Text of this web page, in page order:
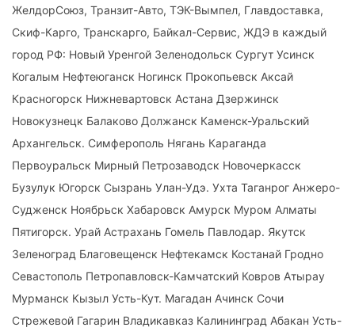
ЖелдорСоюз, Транзит-Авто, ТЭК-Вымпел, Главдоставка,
Скиф-Карго, Транскарго, Байкал-Сервис, ЖДЭ в каждый
город РФ: Новый Уренгой Зеленодольск Сургут Усинск
Когалым Нефтеюганск Ногинск Прокопьевск Аксай
Красногорск Нижневартовск Астана Дзержинск
Новокузнецк Балаково Должанск Каменск-Уральский
Архангельск. Симферополь Нягань Караганда
Первоуральск Мирный Петрозаводск Новочеркасск
Бузулук Югорск Сызрань Улан-Удэ. Ухта Таганрог Анжеро-
Судженск Ноябрьск Хабаровск Амурск Муром Алматы
Пятигорск. Урай Астрахань Гомель Павлодар. Якутск
Зеленоград Благовещенск Нефтекамск Костанай Гродно
Севастополь Петропавловск-Камчатский Ковров Атырау
Мурманск Кызыл Усть-Кут. Магадан Ачинск Сочи
Стрежевой Гагарин Владикавказ Калининград Абакан Усть-